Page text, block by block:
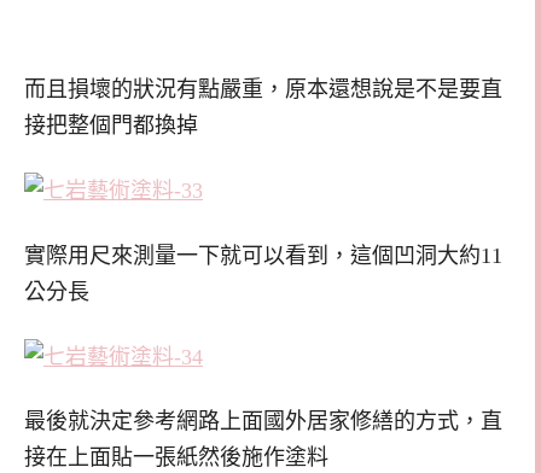
而且損壞的狀況有點嚴重，原本還想說是不是要直
接把整個門都換掉
實際用尺來測量一下就可以看到，這個凹洞大約11
公分長
最後就決定參考網路上面國外居家修繕的方式，直
接在上面貼一張紙然後施作塗料